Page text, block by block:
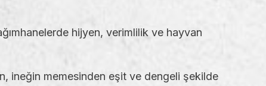
hijyen, verimlilik ve hayvan
ineğin memesinden eşit ve dengeli şekilde